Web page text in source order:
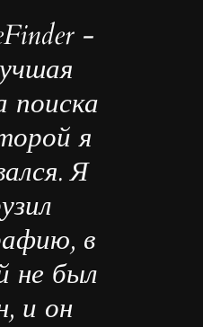
-
поиска
я
Я
в
не был
и он